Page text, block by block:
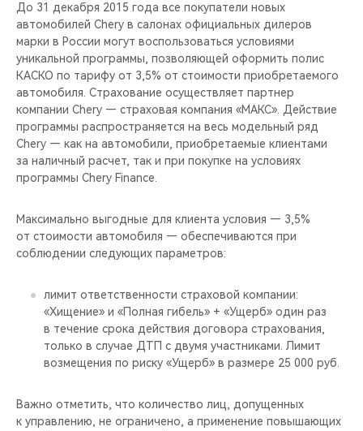
CHERY CONNECT
НАШИ МЕРОПРИЯТИЯ
CHERY ДЛЯ ДЕТЕЙ
До 31 декабря 2015 года все покупатели новых
автомобилей Chery в салонах официальных дилеров
марки в России могут воспользоваться условиями
уникальной программы, позволяющей оформить полис
КАСКО по тарифу от 3,5% от стоимости приобретаемого
автомобиля. Страхование осуществляет партнер
компании Chery — страховая компания «МАКС». Действие
программы распространяется на весь модельный ряд
Chery — как на автомобили, приобретаемые клиентами
за наличный расчет, так и при покупке на условиях
программы Chery Finance.
Максимально выгодные для клиента условия — 3,5%
от стоимости автомобиля — обеспечиваются при
соблюдении следующих параметров:
лимит ответственности страховой компании:
«Хищение» и «Полная гибель» + «Ущерб» один раз
в течение срока действия договора страхования,
только в случае ДТП с двумя участниками. Лимит
возмещения по риску «Ущерб» в размере 25 000 руб.
Важно отметить, что количество лиц, допущенных
к управлению, не ограничено, а применение повышающих